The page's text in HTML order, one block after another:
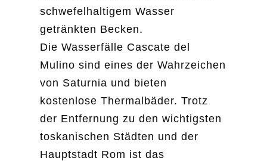
schwefelhaltigem Wasser
getränkten Becken.
Die Wasserfälle Cascate del
Mulino sind eines der Wahrzeichen
von Saturnia und bieten
kostenlose Thermalbäder. Trotz
der Entfernung zu den wichtigsten
toskanischen Städten und der
Hauptstadt Rom ist das